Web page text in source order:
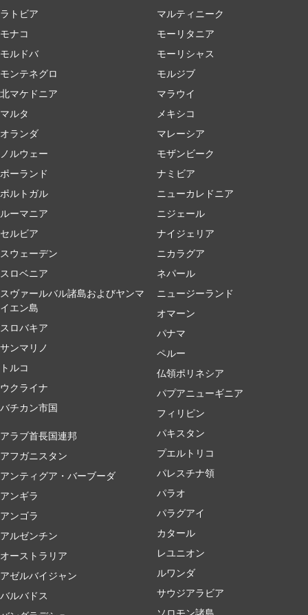
ラトビア
モナコ
モルドバ
モンテネグロ
北マケドニア
マルタ
オランダ
ノルウェー
ポーランド
ポルトガル
ルーマニア
セルビア
スウェーデン
スロベニア
スヴァールバル諸島およびヤンマ
イエン島
スロバキア
サンマリノ
トルコ
ウクライナ
バチカン市国
アラブ首長国連邦
アフガニスタン
アンティグア・バーブーダ
アンギラ
アンゴラ
アルゼンチン
オーストラリア
アゼルバイジャン
バルバドス
マルティニーク
モーリタニア
モーリシャス
モルジブ
マラウイ
メキシコ
マレーシア
モザンビーク
ナミビア
ニューカレドニア
ニジェール
ナイジェリア
ニカラグア
ネパール
ニュージーランド
オマーン
パナマ
ペルー
仏領ポリネシア
パプアニューギニア
フィリピン
パキスタン
プエルトリコ
パレスチナ領
パラオ
パラグアイ
カタール
レユニオン
ルワンダ
サウジアラビア
ソロモン諸島